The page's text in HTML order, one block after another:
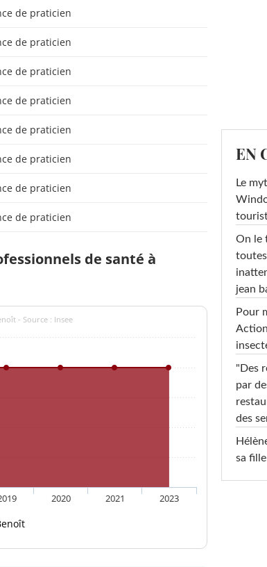
de praticien
de praticien
de praticien
de praticien
de praticien
de praticien
de praticien
de praticien
de santé à
- Source : Insee
2020 2021 2023
EN
Le
On le
jean
Pour
"Des
par
des
sa